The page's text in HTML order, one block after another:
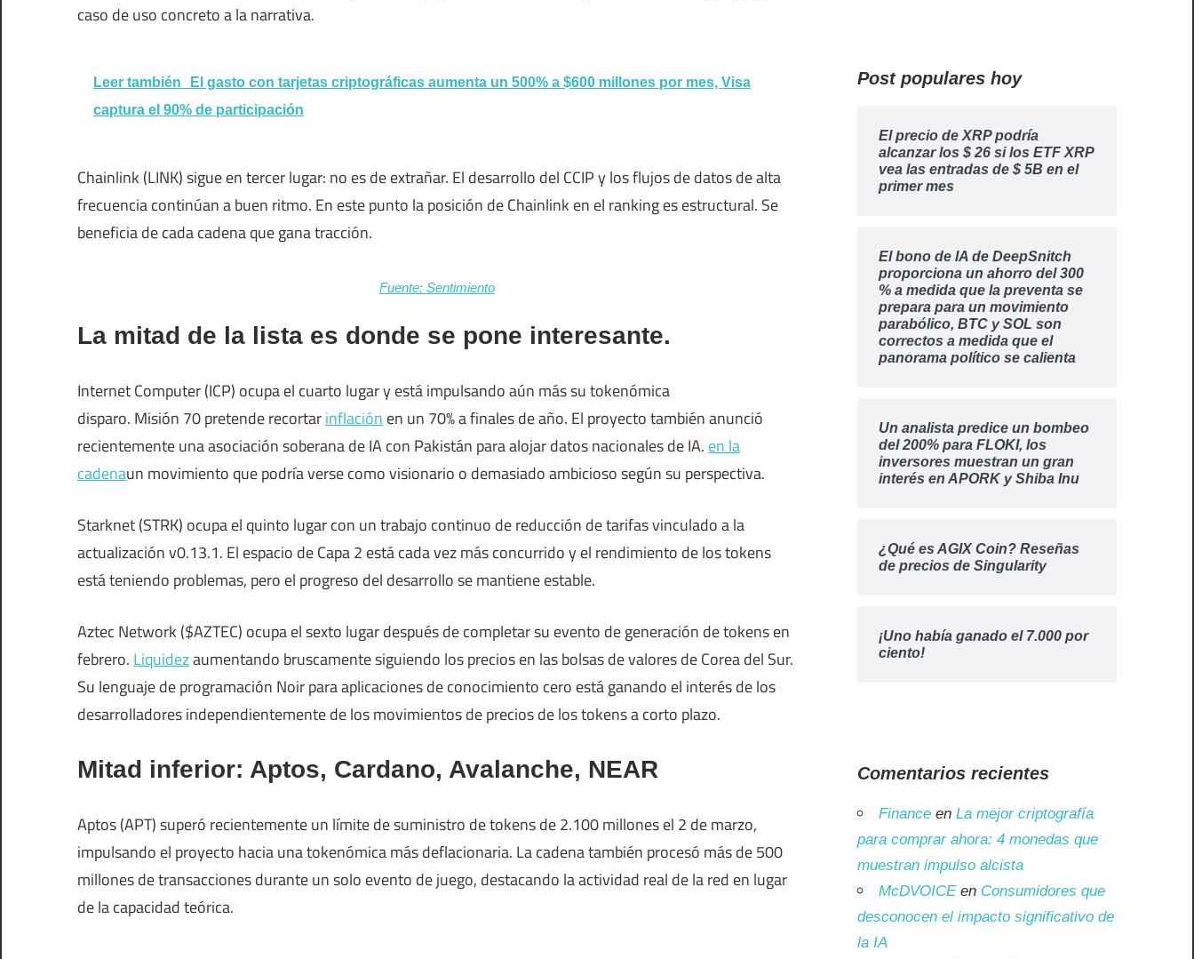
caso de uso concreto a la narrativa.
Leer también
El gasto con tarjetas criptográficas aumenta un 500% a $600 millones por mes, Visa
captura el 90% de participación
Chainlink (LINK) sigue en tercer lugar: no es de extrañar. El desarrollo del CCIP y los flujos de datos de alta
frecuencia continúan a buen ritmo. En este punto la posición de Chainlink en el ranking es estructural. Se
beneficia de cada cadena que gana tracción.
Fuente: Sentimiento
La mitad de la lista es donde se pone interesante.
Internet Computer (ICP) ocupa el cuarto lugar y está impulsando aún más su tokenómica
disparo. Misión 70 pretende recortarinflación en un 70% a finales de año. El proyecto también anunció
recientemente una asociación soberana de IA con Pakistán para alojar datos nacionales de IA. en la
cadenaun movimiento que podría verse como visionario o demasiado ambicioso según su perspectiva.
Starknet (STRK) ocupa el quinto lugar con un trabajo continuo de reducción de tarifas vinculado a la
actualización v0.13.1. El espacio de Capa 2 está cada vez más concurrido y el rendimiento de los tokens
está teniendo problemas, pero el progreso del desarrollo se mantiene estable.
Aztec Network ($AZTEC) ocupa el sexto lugar después de completar su evento de generación de tokens en
febrero. Liquidezaumentando bruscamente siguiendo los precios en las bolsas de valores de Corea del Sur.
Su lenguaje de programación Noir para aplicaciones de conocimiento cero está ganando el interés de los
desarrolladores independientemente de los movimientos de precios de los tokens a corto plazo.
Mitad inferior: Aptos, Cardano, Avalanche, NEAR
Aptos (APT) superó recientemente un límite de suministro de tokens de 2.100 millones el 2 de marzo,
impulsando el proyecto hacia una tokenómica más deflacionaria. La cadena también procesó más de 500
millones de transacciones durante un solo evento de juego, destacando la actividad real de la red en lugar
de la capacidad teórica.
Post populares hoy
El precio de XRP podría
alcanzar los $ 26 si los ETF XRP
vea las entradas de $ 5B en el
primer mes
El bono de IA de DeepSnitch
proporciona un ahorro del 300
% a medida que la preventa se
prepara para un movimiento
parabólico, BTC y SOL son
correctos a medida que el
panorama político se calienta
Un analista predice un bombeo
del 200% para FLOKI, los
inversores muestran un gran
interés en APORK y Shiba Inu
¿Qué es AGIX Coin? Reseñas
de precios de Singularity
¡Uno había ganado el 7.000 por
ciento!
Comentarios recientes
Financeen La mejor criptografía
para comprar ahora: 4 monedas que
muestran impulso alcista
McDVOICEen Consumidores que
desconocen el impacto significativo de
la IA